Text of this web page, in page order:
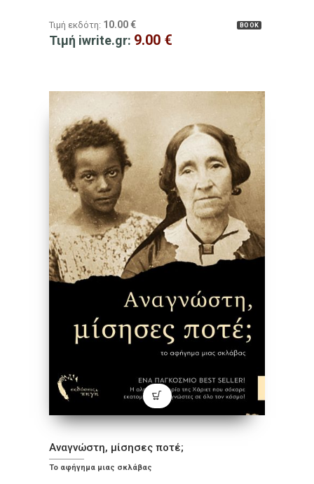
BOOK
Τιμή εκδότη: 10.00 €
Τιμή iwrite.gr: 9.00 €
Αναγνώστη, μίσησες ποτέ;
Το αφήγηµα µιας σκλάβας